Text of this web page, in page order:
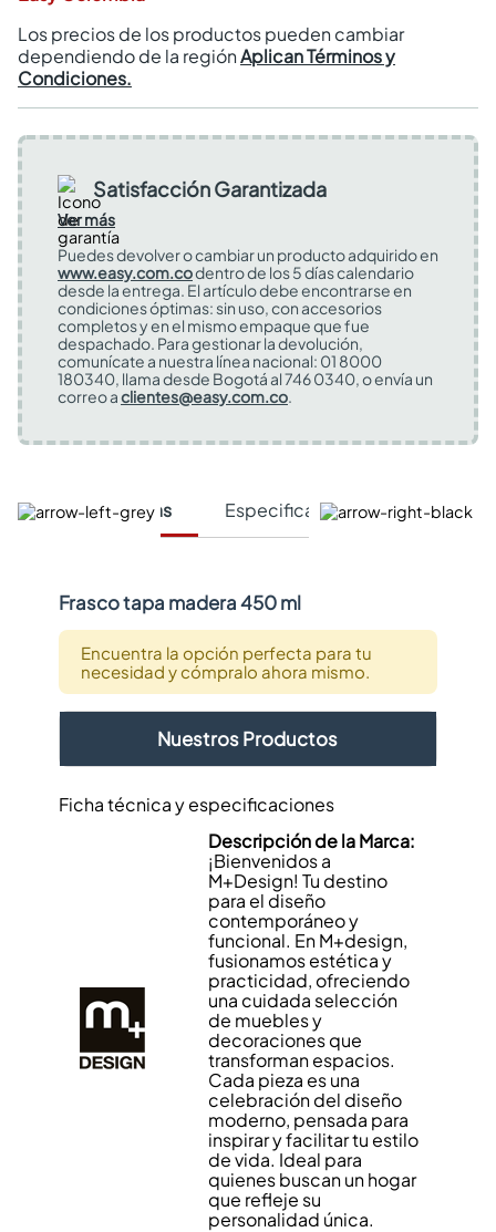
Los precios de los productos pueden cambiar
dependiendo de la regiónAplican Términos y
Condiciones.
Satisfacción Garantizada
Ver más
Puedes devolver o cambiar un producto adquirido en
www.easy.com.codentro de los 5 días calendario
desde la entrega. El artículo debe encontrarse en
condiciones óptimas: sin uso, con accesorios
completos y en el mismo empaque que fue
despachado. Para gestionar la devolución,
comunícate a nuestra línea nacional: 01 8000
180340, llama desde Bogotá al 746 0340, o envía un
correo aclientes@easy.com.co.
Características Especificaciones Técnicas
Frasco tapa madera 450 ml
Encuentra la opción perfecta para tu
necesidad y cómpralo ahora mismo.
Nuestros Productos
Ficha técnica y especificaciones
Descripción de la Marca:
¡Bienvenidos a
M+Design! Tu destino
para el diseño
contemporáneo y
funcional. En M+design,
fusionamos estética y
practicidad, ofreciendo
una cuidada selección
de muebles y
decoraciones que
transforman espacios.
Cada pieza es una
celebración del diseño
moderno, pensada para
inspirar y facilitar tu estilo
de vida. Ideal para
quienes buscan un hogar
que refleje su
personalidad única.